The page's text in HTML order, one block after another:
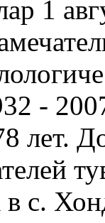
1
-
лет.
в с.